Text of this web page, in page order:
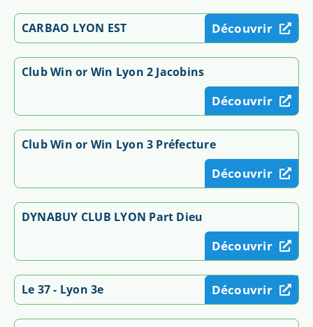
CARBAO LYON EST Découvrir
Club Win or Win Lyon 2 Jacobins
Découvrir
Club Win or Win Lyon 3 Préfecture
Découvrir
DYNABUY CLUB LYON Part Dieu
Découvrir
Le 37 - Lyon 3e Découvrir